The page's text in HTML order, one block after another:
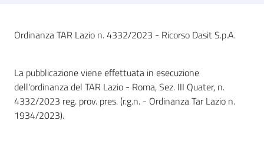
Ordinanza TAR Lazio n. 4332/2023 - Ricorso Dasit S.p.A.
La pubblicazione viene effettuata in esecuzione
dell'ordinanza del TAR Lazio - Roma, Sez. III Quater, n.
4332/2023 reg. prov. pres. (r.g.n. - Ordinanza Tar Lazio n.
1934/2023).